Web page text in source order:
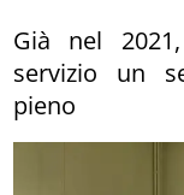
Già nel
servizio un
pieno